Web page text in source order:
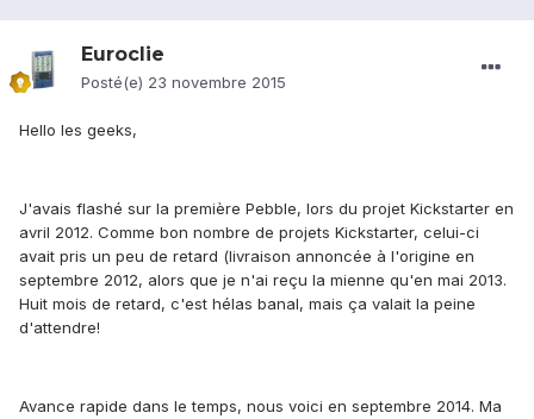
Euroclie
Posté(e) 23 novembre 2015
Hello les geeks,
J'avais flashé sur la première Pebble, lors du projet Kickstarter en
avril 2012. Comme bon nombre de projets Kickstarter, celui-ci
avait pris un peu de retard (livraison annoncée à l'origine en
septembre 2012, alors que je n'ai reçu la mienne qu'en mai 2013.
Huit mois de retard, c'est hélas banal, mais ça valait la peine
d'attendre!
Avance rapide dans le temps, nous voici en septembre 2014. Ma